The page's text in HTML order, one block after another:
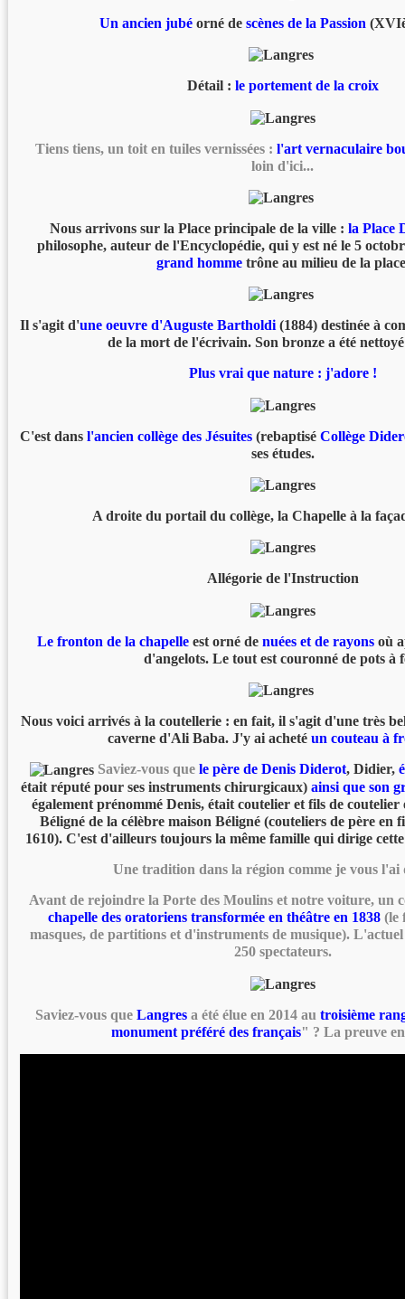
Un ancien jubé orné descènes de la Passion
Détail : le portement de la croix
Tiens tiens, un toit en tuiles vernissées : l'art vernaculaire
loin d'ici...
Nous arrivons sur la Place principale de la ville : la Place
philosophe, auteur de l'Encyclopédie, qui y est né le 5
grand homme trône au milieu de la
Il s'agit d'une oeuvre d'Auguste Bartholdi(1884) destinée à
de la mort de l'écrivain. Son bronze a été
Plus vrai que nature : j'adore !
C'est dans l'ancien collège des Jésuites (rebaptisé Collège
ses études.
A droite du portail du collège, la Chapelle à la
Allégorie de l'Instruction
Le fronton de la chapelle est orné de nuées et de rayons où
d'angelots. Le tout est couronné de pots à
Nous voici arrivés à la coutellerie : en fait, il s'agit d'une très
caverne d'Ali Baba. J'y ai achetéun couteau à
Saviez-vous quele père de Denis Diderot, Didier,
était réputé pour ses instruments chirurgicaux) ainsi que son
également prénommé Denis, était coutelier et fils de coutelier
Béligné de la célèbre maison Béligné (couteliers de père en
1610). C'est d'ailleurs toujours la même famille qui dirige
Une tradition dans la région comme je vous l'ai
Avant de rejoindre la Porte des Moulins et notre voiture, un
chapelle des oratoriens transformée en théâtre en 1838 (le
masques, de partitions et d'instruments de musique).
250 spectateurs.
Saviez-vous que Langres a été élue en 2014 au troisième
monument préféré des français" ? La preuve